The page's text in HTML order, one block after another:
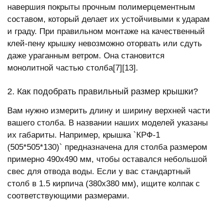
навершия покрыты прочным полимерцементным
составом, который делает их устойчивыми к ударам
и граду. При правильном монтаже на качественный
клей-пену крышку невозможно оторвать или сдуть
даже ураганным ветром. Она становится
монолитной частью столба[7][13].
2. Как подобрать правильный размер крышки?
Вам нужно измерить длину и ширину верхней части
вашего столба. В названии наших моделей указаны
их габариты. Например, крышка `КРФ-1
(505*505*130)` предназначена для столба размером
примерно 490x490 мм, чтобы оставался небольшой
свес для отвода воды. Если у вас стандартный
столб в 1.5 кирпича (380x380 мм), ищите колпак с
соответствующими размерами.